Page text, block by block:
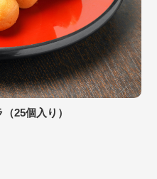
25個入り）